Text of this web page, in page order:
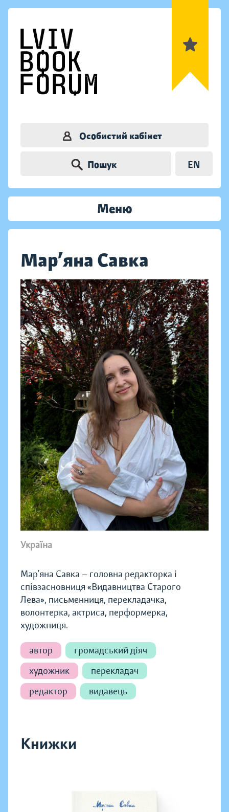
Особистий кабінет
Пошук EN
Меню
Мар’яна Савка
Україна
Мар’яна Савка — головна редакторка і
співзасновниця «Видавництва Старого
Лева», письменниця, перекладачка,
волонтерка, актриса, перформерка,
художниця.
автор
громадський діяч
художник
перекладач
редактор
видавець
Книжки